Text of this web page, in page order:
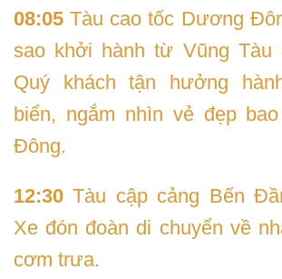
08:05 Tàu cao tốc Dương
sao khởi hành từ Vũng Tàu
Quý khách tận hưởng
biển, ngắm nhìn vẻ đẹp
Đông.
12:30 Tàu cập cảng Bến
Xe đón đoàn di chuyển về
cơm trưa.